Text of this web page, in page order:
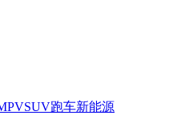
SUV跑车新能源